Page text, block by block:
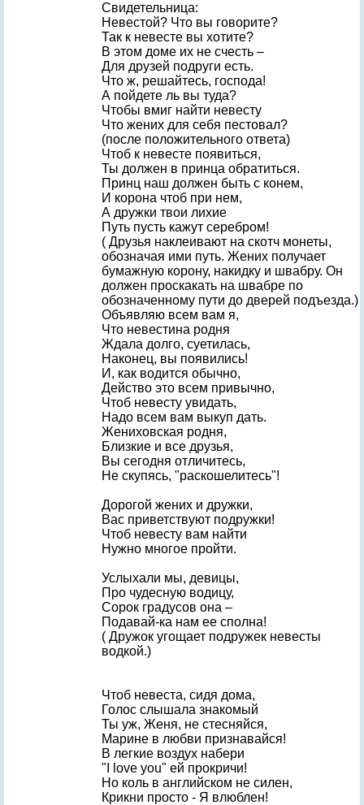
Свидетельница:
Невестой? Что вы говорите?
Так к невесте вы хотите?
В этом доме их не счесть –
Для друзей подруги есть.
Что ж, решайтесь, господа!
А пойдете ль вы туда?
Чтобы вмиг найти невесту
Что жених для себя пестовал?
(после положительного ответа)
Чтоб к невесте появиться,
Ты должен в принца обратиться.
Принц наш должен быть с конем,
И корона чтоб при нем,
А дружки твои лихие
Путь пусть кажут серебром!
( Друзья наклеивают на скотч монеты,
обозначая ими путь. Жених получает
бумажную корону, накидку и швабру. Он
должен проскакать на швабре по
обозначенному пути до дверей подъезда.)
Объявляю всем вам я,
Что невестина родня
Ждала долго, суетилась,
Наконец, вы появились!
И, как водится обычно,
Действо это всем привычно,
Чтоб невесту увидать,
Надо всем вам выкуп дать.
Жениховская родня,
Близкие и все друзья,
Вы сегодня отличитесь,
Не скупясь, "раскошелитесь"!
Дорогой жених и дружки,
Вас приветствуют подружки!
Чтоб невесту вам найти
Нужно многое пройти.
Услыхали мы, девицы,
Про чудесную водицу,
Сорок градусов она –
Подавай-ка нам ее сполна!
( Дружок угощает подружек невесты
водкой.)
Чтоб невеста, сидя дома,
Голос слышала знакомый
Ты уж, Женя, не стесняйся,
Марине в любви признавайся!
В легкие воздух набери
"I love you" ей прокричи!
Но коль в английском не силен,
Крикни просто - Я влюблен!